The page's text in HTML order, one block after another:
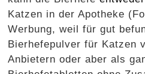
Katzen in der Apotheke
Werbung, weil für gut
Bierhefepulver für Katzen
Anbietern oder aber als